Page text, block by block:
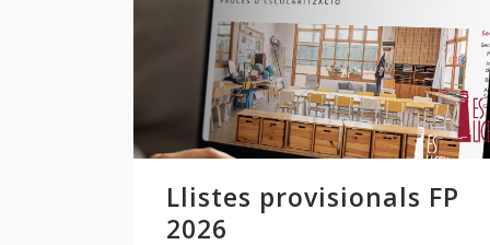
Llistes provisionals FP
2026